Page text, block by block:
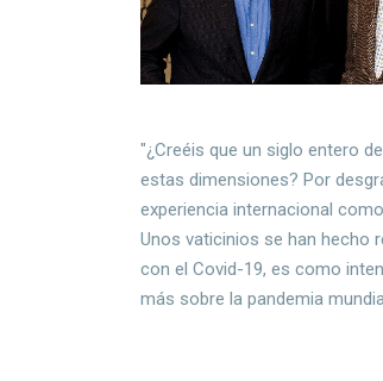
"¿Creéis que un siglo entero
estas dimensiones? Por
experiencia internacional
Unos vaticinios se han hecho
con el Covid-19, es como
más sobre la pandemia